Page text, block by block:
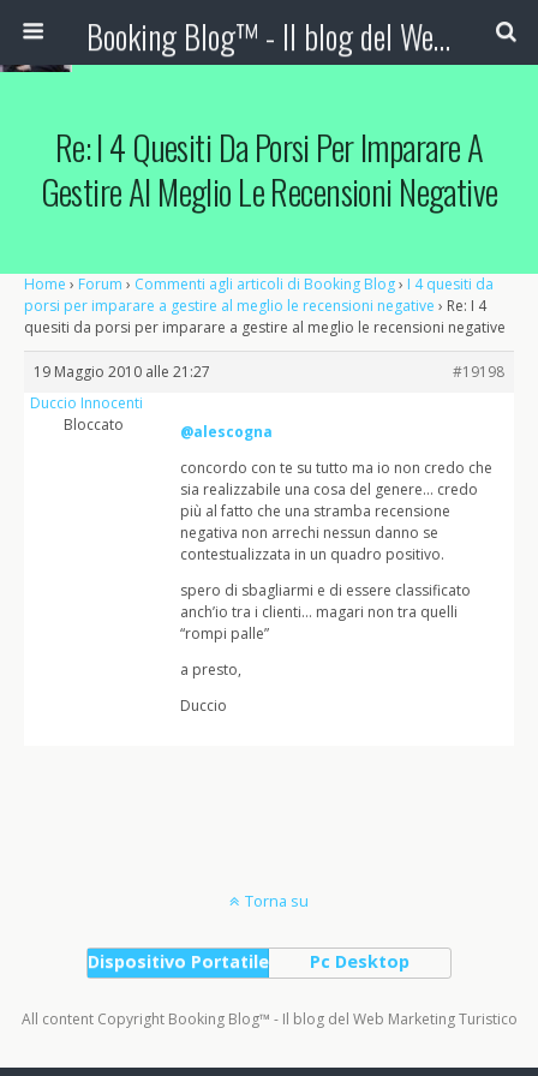
Booking Blog™ - Il blog del Web Marketing Turistico
Re: I 4 Quesiti Da Porsi Per Imparare A
Gestire Al Meglio Le Recensioni Negative
Home › Forum › Commenti agli articoli di Booking Blog› I 4 quesiti da
porsi per imparare a gestire al meglio le recensioni negative › Re: I 4
quesiti da porsi per imparare a gestire al meglio le recensioni negative
19 Maggio 2010 alle 21:27
#19198
Duccio Innocenti
Bloccato
@alescogna
concordo con te su tutto ma io non credo che
sia realizzabile una cosa del genere… credo
più al fatto che una stramba recensione
negativa non arrechi nessun danno se
contestualizzata in un quadro positivo.
spero di sbagliarmi e di essere classificato
anch’io tra i clienti… magari non tra quelli
“rompi palle”
a presto,
Duccio
Torna su
Dispositivo Portatile Pc Desktop
All content Copyright Booking Blog™ - Il blog del Web Marketing Turistico